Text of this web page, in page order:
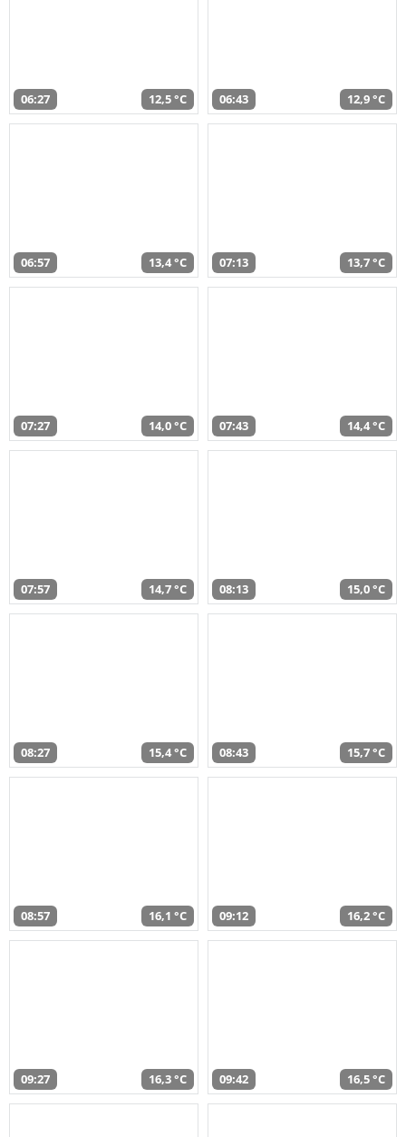
06:27 12,5 °C 06:43 12,9 °C
06:57 13,4 °C 07:13 13,7 °C
07:27 14,0 °C 07:43 14,4 °C
07:57 14,7 °C 08:13 15,0 °C
08:27 15,4 °C 08:43 15,7 °C
08:57 16,1 °C 09:12 16,2 °C
09:27 16,3 °C 09:42 16,5 °C